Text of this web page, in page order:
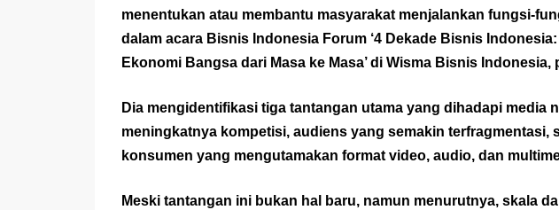
menentukan atau membantu masyarakat menjalankan fungsi-
dalam acara Bisnis Indonesia Forum ‘4 Dekade Bisnis
Ekonomi Bangsa dari Masa ke Masa’ di Wisma Bisnis Indonesia,
Dia mengidentifikasi tiga tantangan utama yang dihadapi media
meningkatnya kompetisi, audiens yang semakin terfragmentasi,
konsumen yang mengutamakan format video, audio, dan
Meski tantangan ini bukan hal baru, namun menurutnya, skala